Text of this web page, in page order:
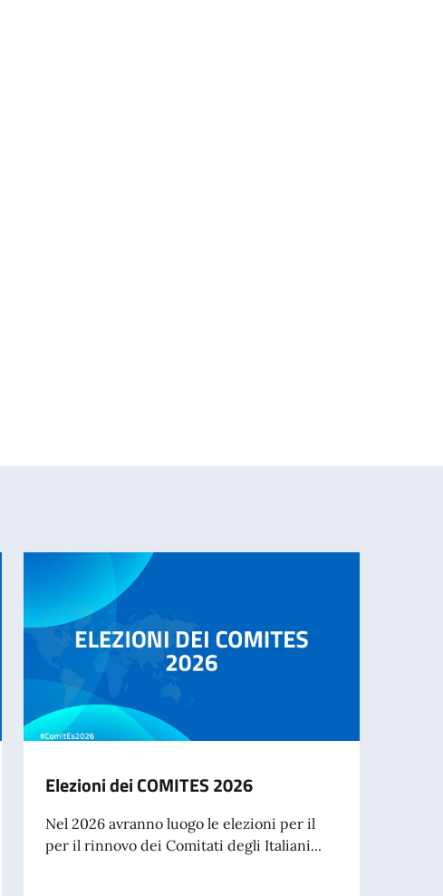
Elezioni dei COMITES 2026
Nel 2026 avranno luogo le elezioni per il
per il rinnovo dei Comitati degli Italiani...